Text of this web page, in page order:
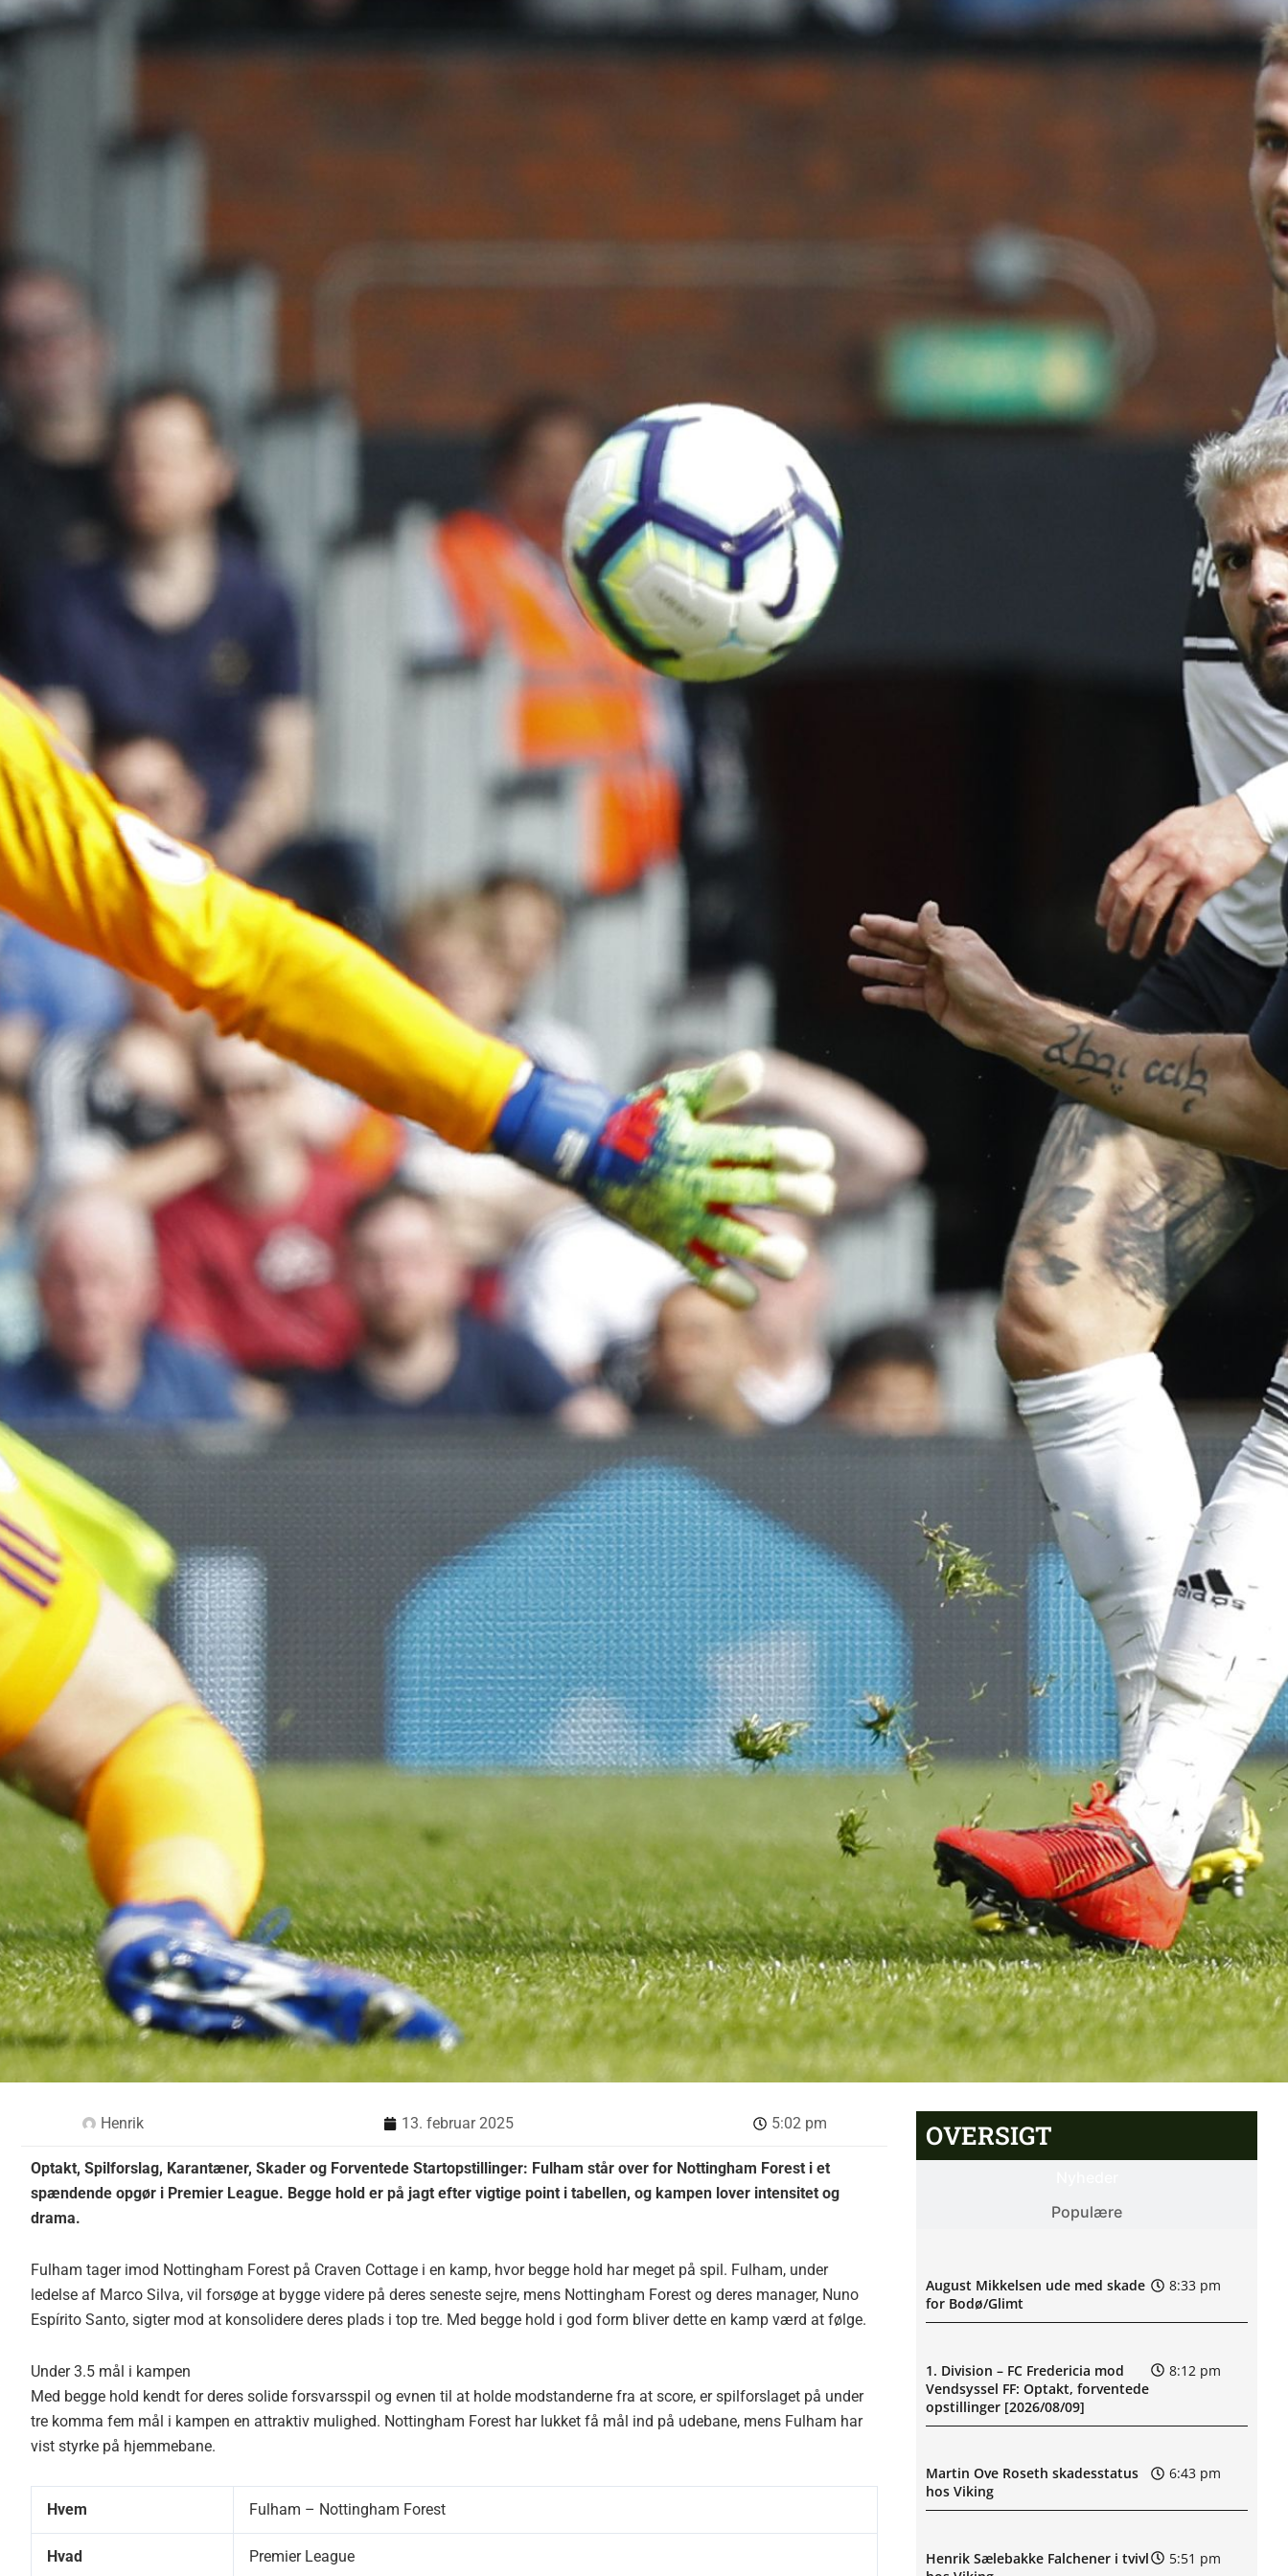
Henrik 13. februar 2025 5:02 pm
Optakt, Spilforslag, Karantæner, Skader og Forventede Startopstillinger: Fulham står over for Nottingham Forest i et
spændende opgør i Premier League. Begge hold er på jagt efter vigtige point i tabellen, og kampen lover intensitet og
drama.
Fulham tager imod Nottingham Forest på Craven Cottage i en kamp, hvor begge hold har meget på spil. Fulham, under
ledelse af Marco Silva, vil forsøge at bygge videre på deres seneste sejre, mens Nottingham Forest og deres manager, Nuno
Espírito Santo, sigter mod at konsolidere deres plads i top tre. Med begge hold i god form bliver dette en kamp værd at følge.
Under 3.5 mål i kampen
Med begge hold kendt for deres solide forsvarsspil og evnen til at holde modstanderne fra at score, er spilforslaget på under
tre komma fem mål i kampen en attraktiv mulighed. Nottingham Forest har lukket få mål ind på udebane, mens Fulham har
vist styrke på hjemmebane.
Hvem Fulham – Nottingham Forest
Hvad Premier League
OVERSIGT
Populære
August Mikkelsen ude med skade
for Bodø/Glimt
8:33 pm
1. Division – FC Fredericia mod
Vendsyssel FF: Optakt, forventede
opstillinger [2026/08/09]
8:12 pm
Martin Ove Roseth skadesstatus
hos Viking
6:43 pm
Henrik Sælebakke Falchener i tvivl
5:51 pm